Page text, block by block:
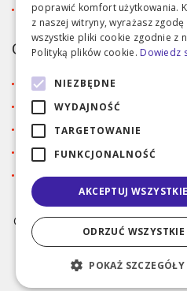
Polityka prywatności RODO
OBSŁUGA KLIENTA
Regulamin
Dostawa i metody płatności
Reklamacja
Zaloguj się
Rejestracja
©2026 MODA ČAPEK s.r.o. Made
|
nastavení
poprawić komfort użytkowania.
z naszej witryny, wyrażasz zgodę
wszystkie pliki cookie zgodnie z
Polityką plików cookie. Dowiedz
NIEZBĘDNE
WYDAJNOŚĆ
TARGETOWANIE
FUNKCJONALNOŚĆ
AKCEPTUJ WSZYSTKIE
ODRZUĆ WSZYSTKIE
POKAŻ SZCZEGÓŁY